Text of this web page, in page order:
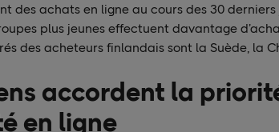
des achats en ligne au cours des 30 derniers
plus jeunes effectuent davantage
des acheteurs finlandais sont la Suède, la
accordent la
en ligne